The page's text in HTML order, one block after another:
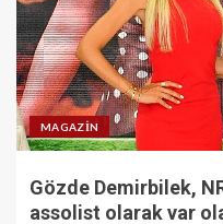
MAGAZIN
Gözde Demirbilek,
assolist olarak var